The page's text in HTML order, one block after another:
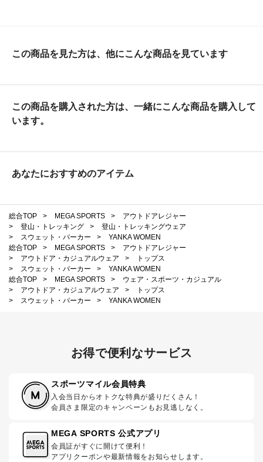
この商品を見た方は、他にこんな商品を見ています
この商品を購入された方は、一緒にこんな商品を購入して
います。
あなたにおすすめのアイテム
総合TOP > MEGA SPORTS >
アウトドアレジャー
>
登山・トレッキング >
登山・トレッキングウェア
>
スウェット・パーカー >
YANKA WOMEN
総合TOP
> MEGA SPORTS >
アウトドアレジャー
>
アウトドア・カジュアルウェア >
トップス
>
スウェット・パーカー >
YANKA WOMEN
総合TOP
> MEGA SPORTS >
ウェア・スポーツ・カジュアル
>
アウトドア・カジュアルウェア >
トップス
>
スウェット・パーカー > YANKA WOMEN
お得で便利なサービス
スポーツマイル会員特典
入会当日からオトクな特典が盛りだくさん！
会員さま限定のキャンペーンもお見逃しなく。
MEGA SPORTS 公式アプリ
会員証がすぐに開けて便利！
アプリクーポンや最新情報をお知らせします。